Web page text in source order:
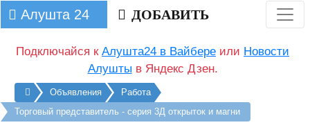
Алушта 24 ДОБАВИТЬ
Подключайся кАлушта24 в Вайбере или Новости
Алушты в Яндекс Дзен.
ГлавнаяОбъявления
Работа
Торговый представитель - серия 3Д открыток и магни